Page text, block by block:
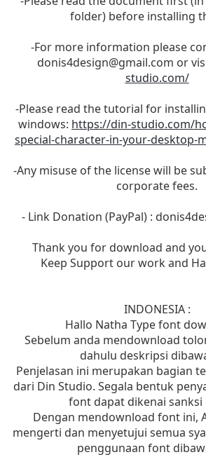
folder) before installing
-For more information please
donis4design@gmail.com or
studio.com/
-Please read the tutorial for
windows: https://din-studio.com/
special-character-in-your-desktop-
-Any misuse of the license will be
corporate fees.
- Link Donation (PayPal) :
Thank you for download and
Keep Support our work and
INDONESIA :
Hallo Natha Type font
Sebelum anda mendownload
dahulu deskripsi
Penjelasan ini merupakan bagian
dari Din Studio. Segala bentuk
font dapat dikenai sanksi
Dengan mendownload font ini,
mengerti dan menyetujui semua
penggunaan font